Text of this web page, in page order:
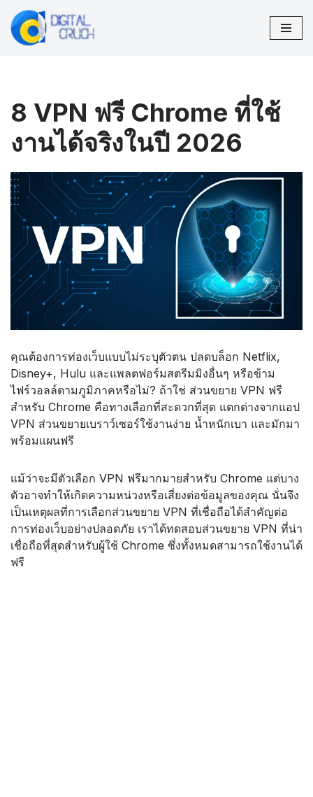
Skip
8 VPN ฟรี Chrome ที่ใช้
งานได้จริงในปี 2026
คุณต้องการท่องเว็บแบบไม่ระบุตัวตน ปลดบล็อก Netflix,
Disney+, Hulu และแพลตฟอร์มสตรีมมิงอื่นๆ หรือข้าม
ไฟร์วอลล์ตามภูมิภาคหรือไม่? ถ้าใช่ ส่วนขยาย VPN ฟรี
สำหรับ Chrome คือทางเลือกที่สะดวกที่สุด แตกต่างจากแอป
VPN ส่วนขยายเบราว์เซอร์ใช้งานง่าย น้ำหนักเบา และมักมา
พร้อมแผนฟรี
แม้ว่าจะมีตัวเลือก VPN ฟรีมากมายสำหรับ Chrome แต่บาง
ตัวอาจทำให้เกิดความหน่วงหรือเสี่ยงต่อข้อมูลของคุณ นั่นจึง
เป็นเหตุผลที่การเลือกส่วนขยาย VPN ที่เชื่อถือได้สำคัญต่อ
การท่องเว็บอย่างปลอดภัย เราได้ทดสอบส่วนขยาย VPN ที่น่า
เชื่อถือที่สุดสำหรับผู้ใช้ Chrome ซึ่งทั้งหมดสามารถใช้งานได้
ฟรี